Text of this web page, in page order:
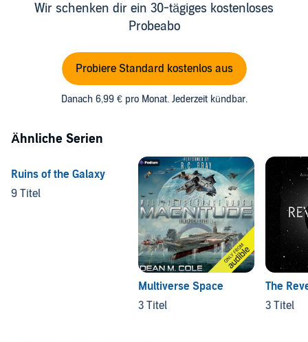
Wir schenken dir ein 30-tägiges kostenloses
Probeabo
Probiere Standard kostenlos aus
Danach 6,99 € pro Monat. Jederzeit kündbar.
Ähnliche Serien
Ruins of the Galaxy
9 Titel
Multiverse Space
3 Titel
The
3 Titel